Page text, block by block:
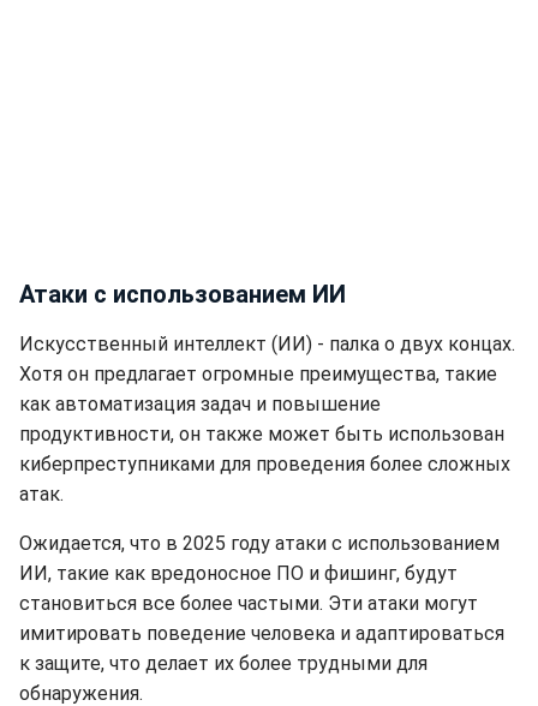
Атаки с использованием ИИ
Искусственный интеллект (ИИ) - палка о двух концах.
Хотя он предлагает огромные преимущества, такие
как автоматизация задач и повышение
продуктивности, он также может быть использован
киберпреступниками для проведения более сложных
атак.
Ожидается, что в 2025 году атаки с использованием
ИИ, такие как вредоносное ПО и фишинг, будут
становиться все более частыми. Эти атаки могут
имитировать поведение человека и адаптироваться
к защите, что делает их более трудными для
обнаружения.